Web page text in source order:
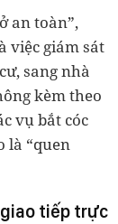
an toàn”,
việc giám sát
sang nhà
kèm theo
vụ bắt cóc
là “quen
giao tiếp trực